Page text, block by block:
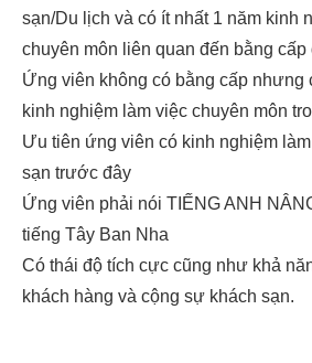
sạn/Du lịch và có ít nhất 1 năm kinh
chuyên môn liên quan đến bằng cấp
Ứng viên không có bằng cấp nhưng
kinh nghiệm làm việc chuyên môn
Ưu tiên ứng viên có kinh nghiệm
sạn trước đây
Ứng viên phải nói TIẾNG ANH
tiếng Tây Ban Nha
Có thái độ tích cực cũng như khả
khách hàng và cộng sự khách sạn.